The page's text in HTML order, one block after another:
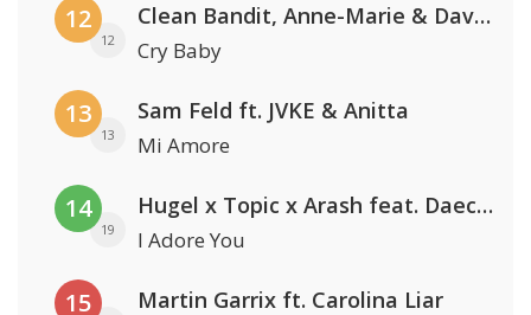
12
12
Clean Bandit, Anne-Marie & David Guetta
Cry Baby
13
13
Sam Feld ft. JVKE & Anitta
Mi Amore
14
19
Hugel x Topic x Arash feat. Daecolm
I Adore You
15 Martin Garrix ft. Carolina Liar